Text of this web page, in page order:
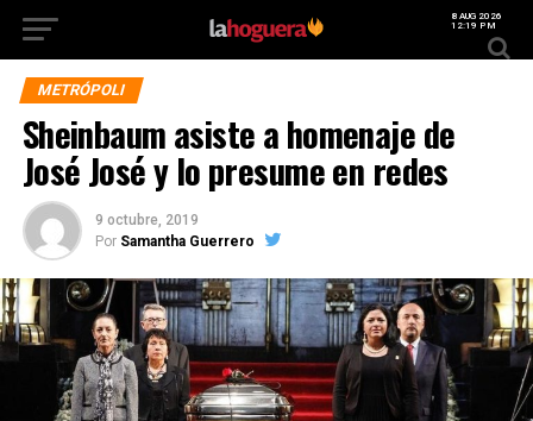
8 AUG 2026
12:19 PM
METRÓPOLI
Sheinbaum asiste a homenaje de
José José y lo presume en redes
9 octubre, 2019
Por Samantha Guerrero